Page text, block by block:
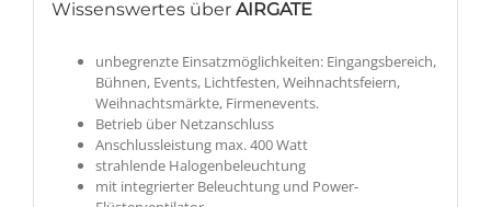
Wissenswertes über AIRGATE
unbegrenzte Einsatzmöglichkeiten: Eingangsbereich,
Bühnen, Events, Lichtfesten, Weihnachtsfeiern,
Weihnachtsmärkte, Firmenevents.
Betrieb über Netzanschluss
Anschlussleistung max. 400 Watt
strahlende Halogenbeleuchtung
mit integrierter Beleuchtung und Power-